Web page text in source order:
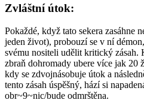
Zvláštní útok:
Pokaždé, když tato sekera zasáhne
jeden život), probouzí se v ní
svému nositeli udělit kritický zásah.
zbraň dohromady ubere více jak 20
kdy se zdvojnásobuje útok a
tento zásah úspěšný, hází si
obr~9~nic/bude odmrštěna.